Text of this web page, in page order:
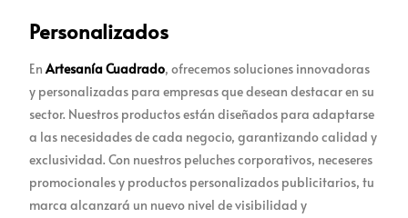
Personalizados
EnArtesanía Cuadrado, ofrecemos soluciones innovadoras
y personalizadas para empresas que desean destacar en su
sector. Nuestros productos están diseñados para adaptarse
a las necesidades de cada negocio, garantizando calidad y
exclusividad. Con nuestros peluches corporativos, neceseres
promocionales y productos personalizados publicitarios, tu
marca alcanzará un nuevo nivel de visibilidad y